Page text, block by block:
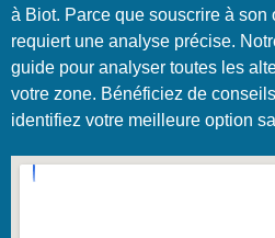
à Biot. Parce que souscrire à son
requiert une analyse précise.
guide pour analyser toutes les
votre zone. Bénéficiez de
identifiez votre meilleure option